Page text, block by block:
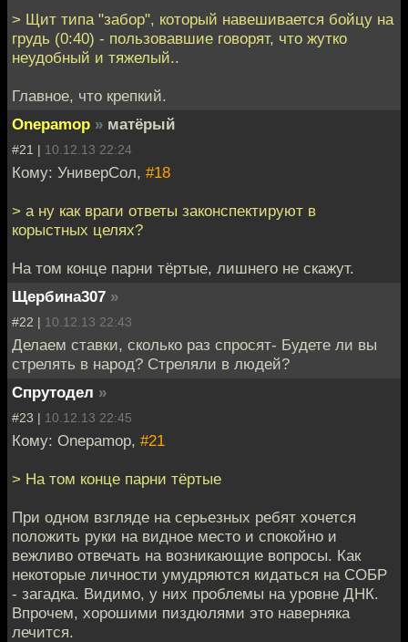
> Щит типа "забор", который навешивается бойцу на
грудь (0:40) - пользовавшие говорят, что жутко
неудобный и тяжелый..
Главное, что крепкий.
Onepamop » матёрый
#21 | 10.12.13 22:24
Кому: УниверСол, #18
> а ну как враги ответы законспектируют в
корыстных целях?
На том конце парни тёртые, лишнего не скажут.
Щербина307 »
#22 | 10.12.13 22:43
Делаем ставки, сколько раз спросят- Будете ли вы
стрелять в народ? Стреляли в людей?
Спрутодел »
#23 | 10.12.13 22:45
Кому: Onepamop, #21
> На том конце парни тёртые
При одном взгляде на серьезных ребят хочется
положить руки на видное место и спокойно и
вежливо отвечать на возникающие вопросы. Как
некоторые личности умудряются кидаться на СОБР
- загадка. Видимо, у них проблемы на уровне ДНК.
Впрочем, хорошими пиздюлями это наверняка
лечится.